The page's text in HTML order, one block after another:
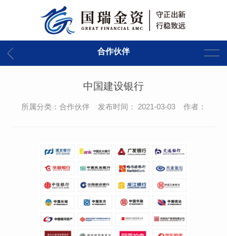
合作伙伴
中国建设银行
所属分类：合作伙伴 发布时间： 2021-03-03 作者：